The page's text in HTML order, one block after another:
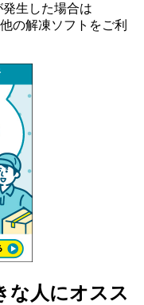
生した場合は
の解凍ソフトをご利
な人にオスス